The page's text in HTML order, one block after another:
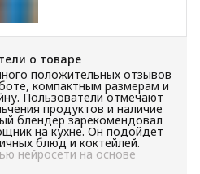
о товаре
положительных отзывов
компактным размерам и
Пользователи отмечают
продуктов и наличие
блендер зарекомендовал
на кухне. Он подойдет
блюд и коктейлей.
нейросети на основе